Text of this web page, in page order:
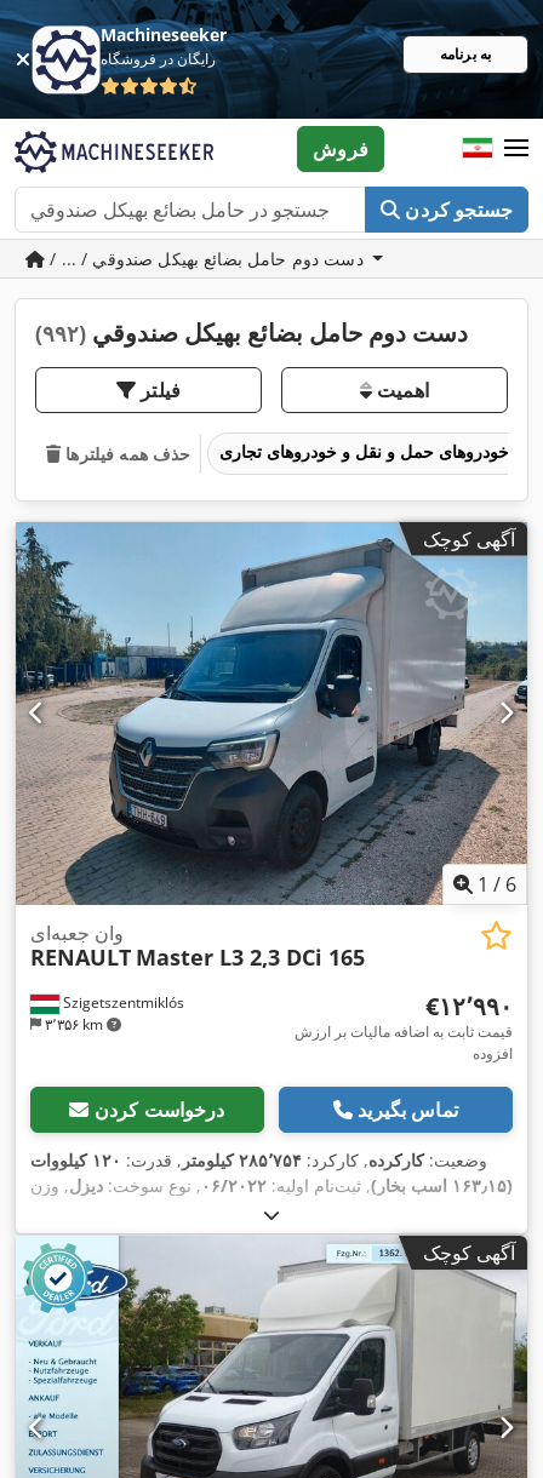
Machineseeker
رایگان در فروشگاه به برنامه
جستجو کردن
فروش
/ ... / دست دوم حامل بضائع بهيكل صندوقي
دست دوم حامل بضائع بهيكل صندوقي (۹۹۲)
فیلتر اهمیت
حذف همه فیلترها
آگهی کوچک
1 / 6
Szigetszentmiklós
۳٬۳۵۶ km
وان جعبه‌ای
RENAULT Master L3 2,3 DCi 165
‎€۱۲٬۹۹۰
قیمت ثابت به اضافه مالیات بر ارزش
افزوده
درخواست کردن تماس بگیرید
وضعیت:کارکرده, کارکرد: ۲۸۵٬۷۵۴ کیلومتر , قدرت:
۱۲۰ کیلووات
(۱۶۳٫۱۵ اسب بخار)
, ثبت‌نام اولیه: ۰۶/۲۰۲۲ , نوع سوخت: دیزل, وزن
سفید
انتشار:یورو ۶ , تعداد صندلی‌ها:۳, طول فضای بارگیری:۴٬۷۲۴
میلی‌متر, عرض فضای بارگیری:
, ارتفاع فضای
بارگیری:
۲٬۱۶۸ میلی‌متر , سال ساخت: ۲۰۲۲, تجهیزات:اِی‌بی‌اِس‎,
برنامه پایداری الکترونیکی (ESP), تهویه مطبوع, قفل مرکزی
آگهی کوچک